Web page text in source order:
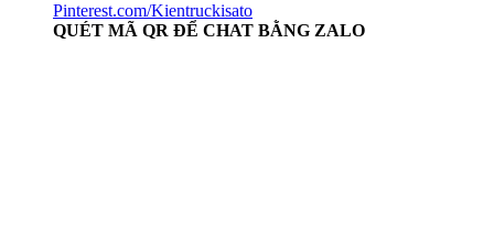
Pinterest.com/Kientruckisato
QUÉT MÃ QR ĐỂ CHAT BẰNG ZALO